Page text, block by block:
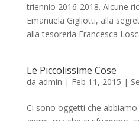
triennio 2016-2018. Alcune
Emanuela Gigliotti, alla
alla tesoreria Francesca
Le Piccolissime Cose
da admin | Feb 11, 2015 |
Ci sono oggetti che